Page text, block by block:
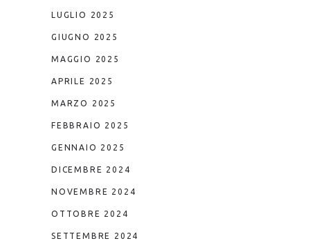
LUGLIO 2025
GIUGNO 2025
MAGGIO 2025
APRILE 2025
MARZO 2025
FEBBRAIO 2025
GENNAIO 2025
DICEMBRE 2024
NOVEMBRE 2024
OTTOBRE 2024
SETTEMBRE 2024